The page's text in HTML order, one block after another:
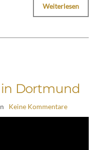
Weiterlesen
Dortmund
Keine Kommentare